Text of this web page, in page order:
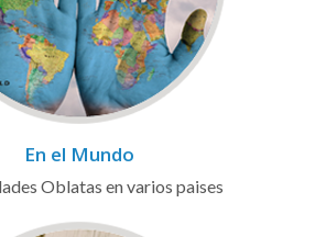
En el Mundo
Oblatas en varios paises